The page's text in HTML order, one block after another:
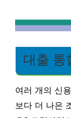
대출 통
여러 개의 신
보다 더 나은